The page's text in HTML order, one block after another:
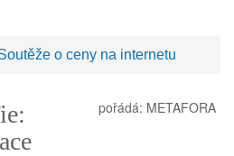
o ceny na internetu
pořádá: METAFORA